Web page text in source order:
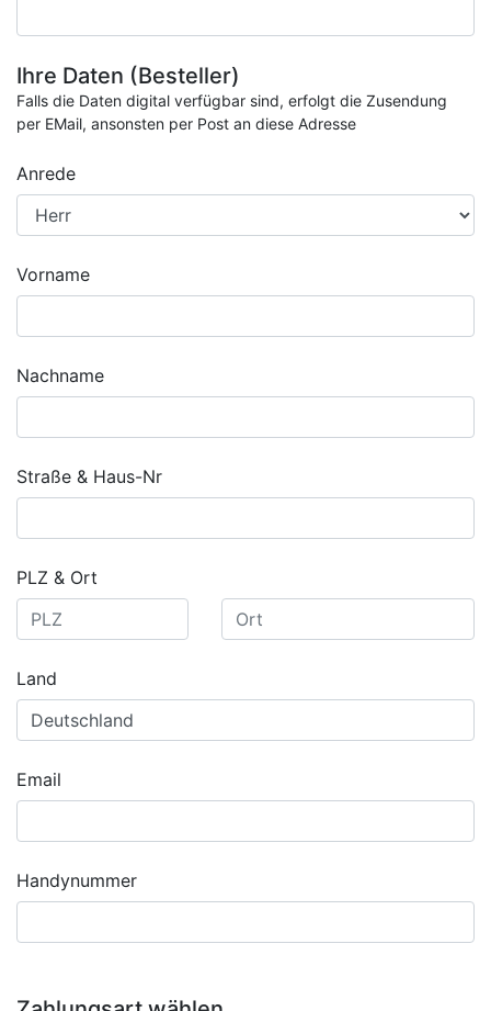
Ihre Daten (Besteller)
Falls die Daten digital verfügbar sind, erfolgt die Zusendung
per EMail, ansonsten per Post an diese Adresse
Anrede
Vorname
Nachname
Straße & Haus-Nr
PLZ & Ort
Land
Email
Handynummer